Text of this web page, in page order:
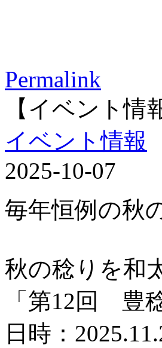
Permalink
【イベント
イベント情報
2025-10-07
毎年恒例の秋
秋の稔りを和
「第12回 豊
日時：